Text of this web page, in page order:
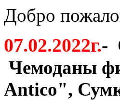
Добро
07.02.2022г.-
Чемоданы
Antico",